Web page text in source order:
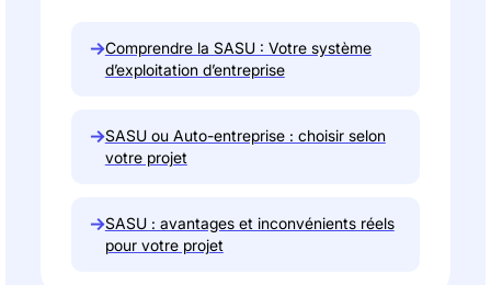
→Comprendre la SASU : Votre système
d’exploitation d’entreprise
→SASU ou Auto-entreprise : choisir selon
votre projet
→SASU : avantages et inconvénients réels
pour votre projet